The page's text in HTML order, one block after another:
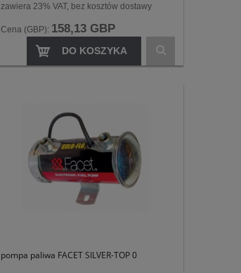
zawiera 23% VAT, bez kosztów dostawy
Cena (GBP): 158,13 GBP
DO KOSZYKA
pompa paliwa FACET SILVER-TOP 0